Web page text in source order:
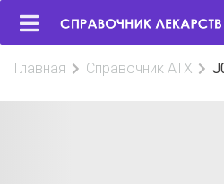
Главная Справочник АТХ